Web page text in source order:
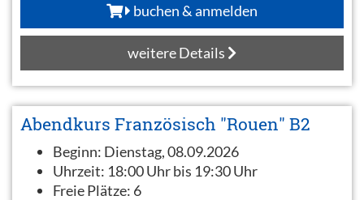
buchen & anmelden
weitere Details
Abendkurs Französisch "Rouen" B2
Beginn: Dienstag, 08.09.2026
Uhrzeit: 18:00 Uhr bis 19:30 Uhr
Freie Plätze: 6